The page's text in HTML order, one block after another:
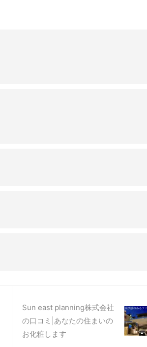
Sun east planning株式会社
の口コミ|あなたの住まいの
お化粧します